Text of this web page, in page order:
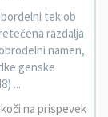
tek ob
razdalja
namen,
genske
...
na prispevek